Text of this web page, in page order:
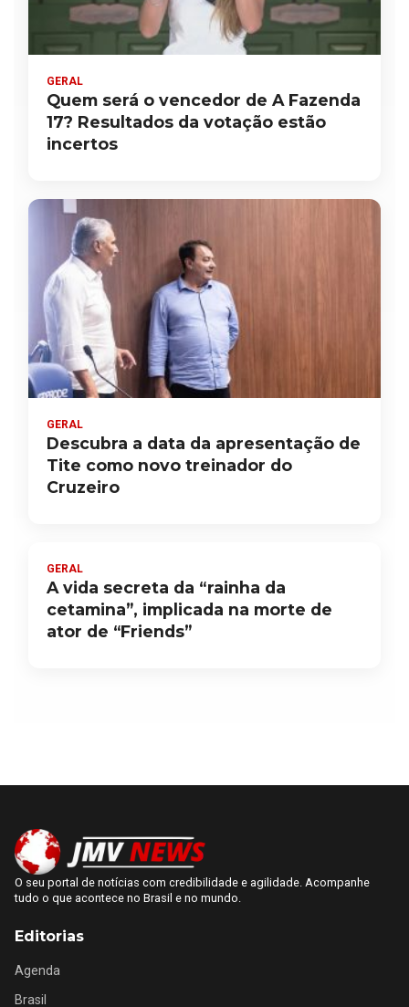
GERAL
Quem será o vencedor de A Fazenda
17? Resultados da votação estão
incertos
GERAL
Descubra a data da apresentação de
Tite como novo treinador do
Cruzeiro
GERAL
A vida secreta da “rainha da
cetamina”, implicada na morte de
ator de “Friends”
O seu portal de notícias com credibilidade e agilidade. Acompanhe
tudo o que acontece no Brasil e no mundo.
Editorias
Agenda
Brasil